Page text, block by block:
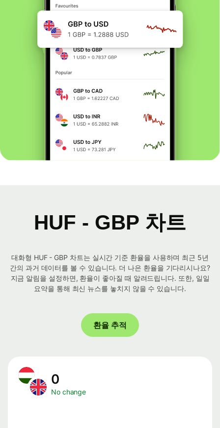
HUF - GBP 차트
대화형 HUF - GBP 차트는 실시간 기준 환율을 사용하며 최근 5년
간의 과거 데이터를 볼 수 있습니다. 더 나은 환율을 기다리시나요?
지금 알림을 설정하면, 환율이 좋아질 때 알려드립니다. 또한, 일일
요약을 통해 최신 뉴스를 놓치지 않을 수 있습니다.
환율 추적
0
No change